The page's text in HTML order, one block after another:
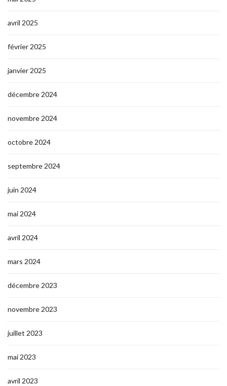
avril 2025
février 2025
janvier 2025
décembre 2024
novembre 2024
octobre 2024
septembre 2024
juin 2024
mai 2024
avril 2024
mars 2024
décembre 2023
novembre 2023
juillet 2023
mai 2023
avril 2023